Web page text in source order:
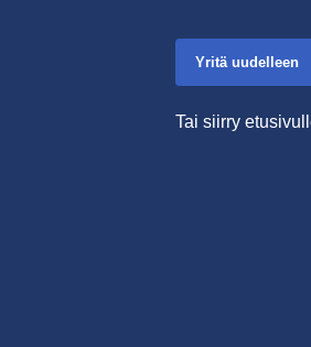
Yritä uudelleen
Tai siirry